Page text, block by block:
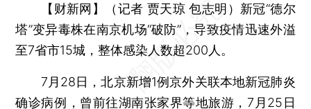
【财新网】（记者 贾天琼 包志明） 新冠“德尔
塔”变异毒株在南京机场“破防”，导致疫情迅速外溢
至7省市15城，整体感染人数超200人。
7月28日，北京新增1例京外关联本地新冠肺炎
确诊病例，曾前往湖南张家界等地旅游，7月25日